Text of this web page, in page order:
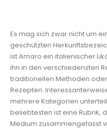
Es mag sich zwar nicht um
geschützten
ist Amaro ein italienischer
ihn in den verschiedensten
traditionellen Methoden
Rezepten.
mehrere Kategorien
beliebtesten ist eine Rubrik,
Medium zusammengefasst